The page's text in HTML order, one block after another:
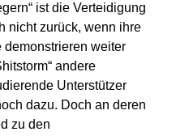
ist die Verteidigung
nicht zurück, wenn ihre
demonstrieren weiter
andere
Unterstützer
dazu. Doch an deren
zu den